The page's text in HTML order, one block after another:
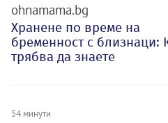
ohnamama.bg
Хранене по време на
бременност с близнаци:
трябва да знаете
54 минути